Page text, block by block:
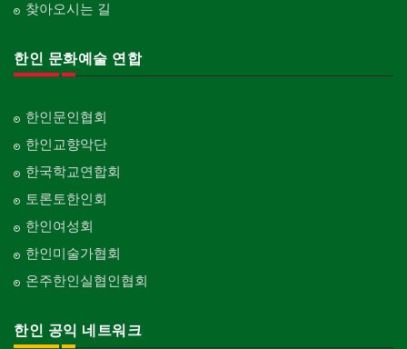
찾아오시는 길
한인 문화예술 연합
한인문인협회
한인교향악단
한국학교연합회
토론토한인회
한인여성회
한인미술가협회
온주한인실협인협회
한인 공익 네트워크